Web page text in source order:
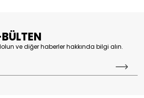
ve diğer haberler hakkında bilgi alın.